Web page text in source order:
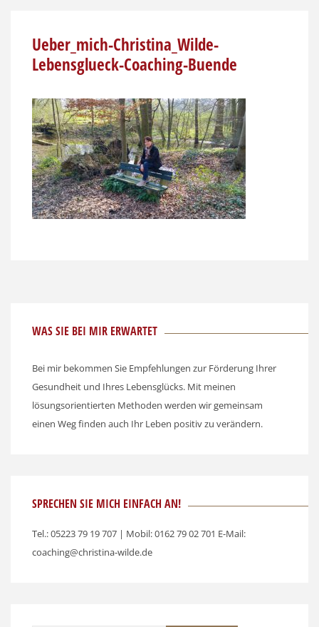
Ueber_mich-Christina_Wilde-
Lebensglueck-Coaching-Buende
WAS SIE BEI MIR ERWARTET
Bei mir bekommen Sie Empfehlungen zur Förderung Ihrer
Gesundheit und Ihres Lebensglücks. Mit meinen
lösungsorientierten Methoden werden wir gemeinsam
einen Weg finden auch Ihr Leben positiv zu verändern.
SPRECHEN SIE MICH EINFACH AN!
Tel.: 05223 79 19 707 | Mobil: 0162 79 02 701 E-Mail:
coaching@christina-wilde.de